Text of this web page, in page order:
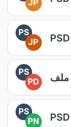
JP
PS
JP
PS
PD
PS
PN